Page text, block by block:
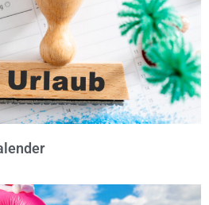
© Michael Bihlmayer